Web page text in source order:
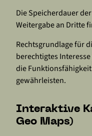
Die Speicherdauer
Weitergabe an Dritte
Rechtsgrundlage für
berechtigtes Interesse
die
gewährleisten.
Interaktive
Geo Maps)